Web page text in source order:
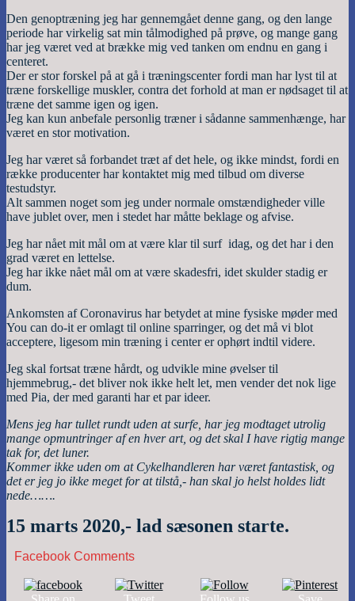
Den genoptræning jeg har gennemgået denne gang, og den lange
periode har virkelig sat min tålmodighed på prøve, og mange gang
har jeg været ved at brække mig ved tanken om endnu en gang i
centeret.
Der er stor forskel på at gå i træningscenter fordi man har lyst til at
træne forskellige muskler, contra det forhold at man er nødsaget til at
træne det samme igen og igen.
Jeg kan kun anbefale personlig træner i sådanne sammenhænge, har
været en stor motivation.
Jeg har været så forbandet træt af det hele, og ikke mindst, fordi en
række producenter har kontaktet mig med tilbud om diverse
testudstyr.
Alt sammen noget som jeg under normale omstændigheder ville
have jublet over, men i stedet har måtte beklage og afvise.
Jeg har nået mit mål om at være klar til surf idag, og det har i den
grad været en lettelse.
Jeg har ikke nået mål om at være skadesfri, idet skulder stadig er
dum.
Ankomsten af Coronavirus har betydet at mine fysiske møder med
You can do-it er omlagt til online sparringer, og det må vi blot
acceptere, ligesom min træning i center er ophørt indtil videre.
Jeg skal fortsat træne hårdt, og udvikle mine øvelser til
hjemmebrug,- det bliver nok ikke helt let, men vender det nok lige
med Pia, der med garanti har et par ideer.
Mens jeg har tullet rundt uden at surfe, har jeg modtaget utrolig
mange opmuntringer af en hver art, og det skal I have rigtig mange
tak for, det luner.
Kommer ikke uden om at Cykelhandleren har været fantastisk, og
det er jeg jo ikke meget for at tilstå,- han skal jo helst holdes lidt
nede…….
15 marts 2020,- lad sæsonen starte.
Facebook Comments